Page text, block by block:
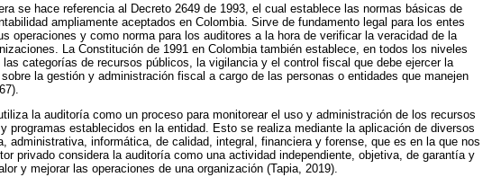
se hace referencia al Decreto 2649 de 1993, el cual establece las normas básicas de
ampliamente aceptados en Colombia. Sirve de fundamento legal para los entes
operaciones y como norma para los auditores a la hora de verificar la veracidad de la
La Constitución de 1991 en Colombia también establece, en todos los niveles
categorías de recursos públicos, la vigilancia y el control fiscal que debe ejercer la
la gestión y administración fiscal a cargo de las personas o entidades que manejen
la auditoría como un proceso para monitorear el uso y administración de los recursos
programas establecidos en la entidad. Esto se realiza mediante la aplicación de diversos
administrativa, informática, de calidad, integral, financiera y forense, que es en la que nos
privado considera la auditoría como una actividad independiente, objetiva, de garantía y
y mejorar las operaciones de una organización (Tapia, 2019).